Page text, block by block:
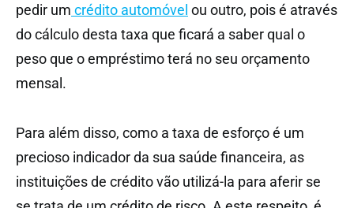
pedir um crédito automóvel ou outro, pois é através
do cálculo desta taxa que ficará a saber qual o
peso que o empréstimo terá no seu orçamento
mensal.
Para além disso, como a taxa de esforço é um
precioso indicador da sua saúde financeira, as
instituições de crédito vão utilizá-la para aferir se